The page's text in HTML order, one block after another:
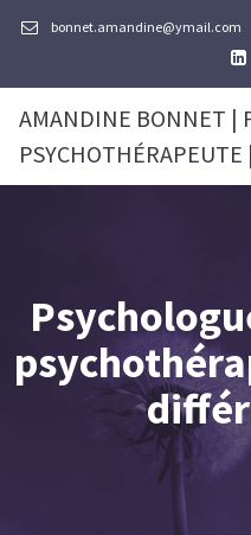
bonnet.amandine@ymail.com
AMANDINE BONNET |